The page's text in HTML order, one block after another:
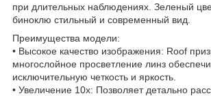
при длительных наблюдениях. Зеленый
биноклю стильный и современный вид.
Преимущества модели:
• Высокое качество изображения: Roof
многослойное просветление линз
исключительную четкость и яркость.
• Увеличение 10x: Позволяет детально